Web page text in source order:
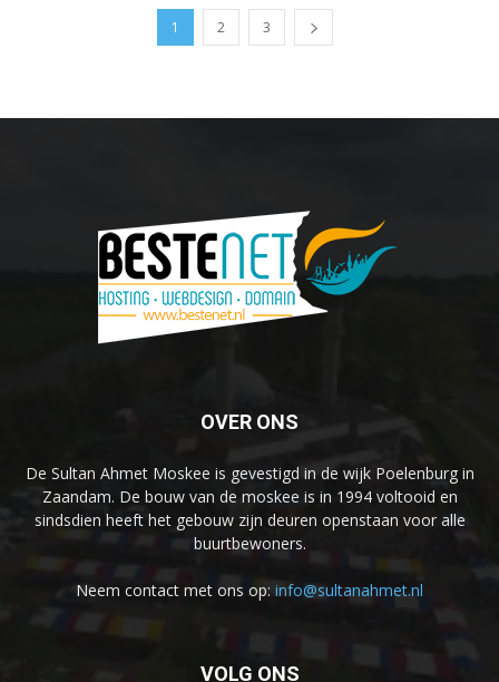
1 2 3
OVER ONS
De Sultan Ahmet Moskee is gevestigd in de wijk Poelenburg in
Zaandam. De bouw van de moskee is in 1994 voltooid en
sindsdien heeft het gebouw zijn deuren openstaan voor alle
buurtbewoners.
Neem contact met ons op: info@sultanahmet.nl
VOLG ONS